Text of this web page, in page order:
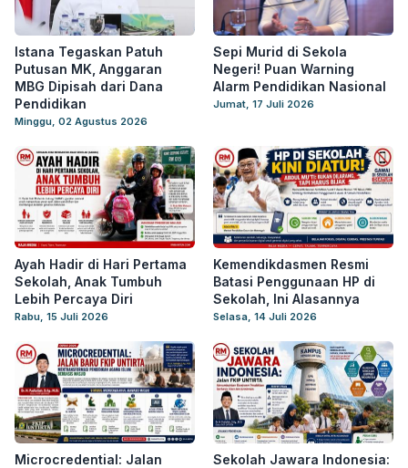
Istana Tegaskan Patuh
Putusan MK, Anggaran
MBG Dipisah dari Dana
Pendidikan
Minggu, 02 Agustus 2026
Sepi Murid di Sekola
Negeri! Puan Warning
Alarm Pendidikan Nasional
Jumat, 17 Juli 2026
Ayah Hadir di Hari Pertama
Sekolah, Anak Tumbuh
Lebih Percaya Diri
Rabu, 15 Juli 2026
Kemendikdasmen Resmi
Batasi Penggunaan HP di
Sekolah, Ini Alasannya
Selasa, 14 Juli 2026
Microcredential: Jalan
Sekolah Jawara Indonesia: